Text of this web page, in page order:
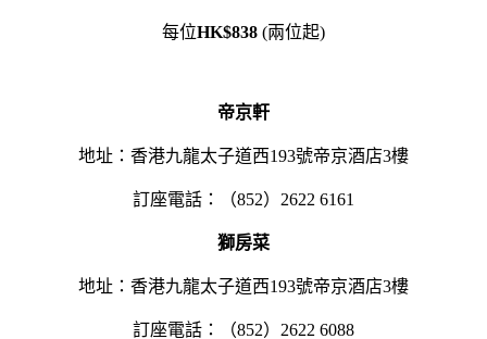
每位HK$838 (兩位起)
帝京軒
地址：香港九龍太子道西193號帝京酒店3樓
訂座電話：（852）2622 6161
獅房菜
地址：香港九龍太子道西193號帝京酒店3樓
訂座電話：（852）2622 6088